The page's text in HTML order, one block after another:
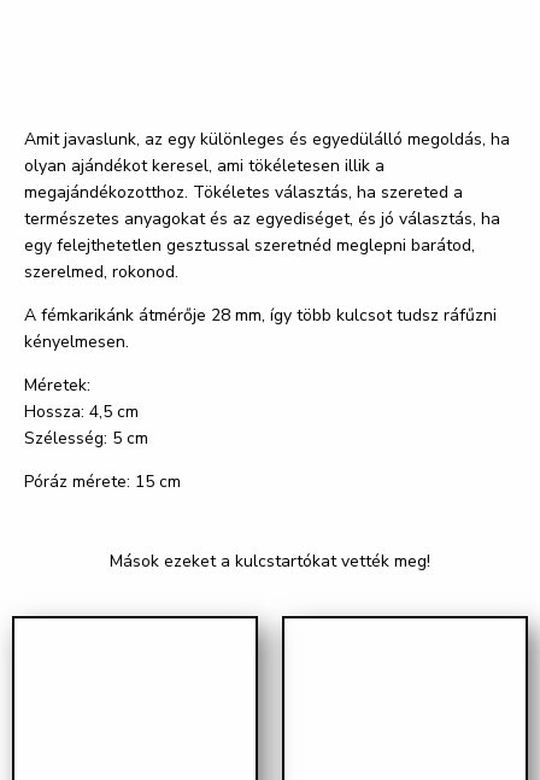
Amit javaslunk, az egy különleges és egyedülálló megoldás, ha
olyan ajándékot keresel, ami tökéletesen illik a
megajándékozotthoz. Tökéletes választás, ha szereted a
természetes anyagokat és az egyediséget, és jó választás, ha
egy felejthetetlen gesztussal szeretnéd meglepni barátod,
szerelmed, rokonod.
A fémkarikánk átmérője 28 mm, így több kulcsot tudsz ráfűzni
kényelmesen.
Méretek:
Hossza: 4,5 cm
Szélesség: 5 cm
Póráz mérete: 15 cm
Mások ezeket a kulcstartókat vették meg!